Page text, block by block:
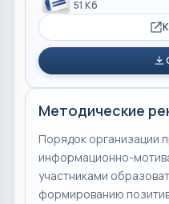
51 Кб
Методические
Порядок организации
информационно-
участниками
формированию